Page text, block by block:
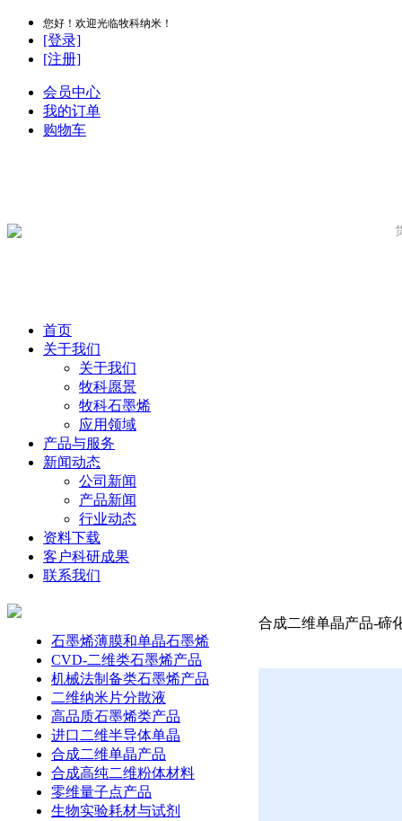
您好！欢迎光临牧科纳米！
[登录]
[注册]
会员中心
我的订单
购物车
首页
关于我们
关于我们
牧科愿景
牧科石墨烯
应用领域
产品与服务
新闻动态
公司新闻
产品新闻
行业动态
资料下载
客户科研成果
联系我们
石墨烯薄膜和单晶石墨烯
CVD-二维类石墨烯产品
机械法制备类石墨烯产品
二维纳米片分散液
高品质石墨烯类产品
进口二维半导体单晶
合成二维单晶产品
合成高纯二维粉体材料
零维量子点产品
生物实验耗材与试剂
合成二维单晶产品-碲